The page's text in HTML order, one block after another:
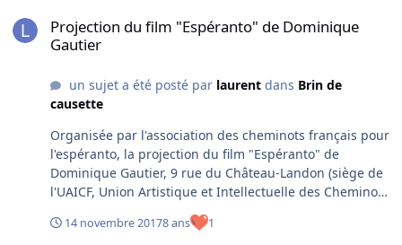
Projection du film "Espéranto" de Dominique
Gautier
un sujet a été posté par laurentdans Brin de
causette
Organisée par l'association des cheminots français pour
l'espéranto, la projection du film "Espéranto" de
Dominique Gautier, 9 rue du Château-Landon (siège de
l'UAICF, Union Artistique et Intellectuelle des Cheminots
Français), samedi prochain 18 novembre à 15 heures.
Toutes les infos dans l'image ou bien sur cette page.
14 novembre 20178 ans 1